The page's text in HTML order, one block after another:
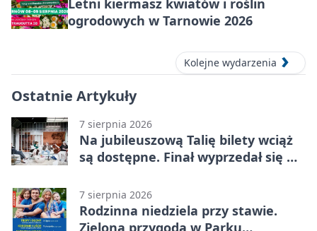
Letni kiermasz kwiatów i roślin
ogrodowych w Tarnowie 2026
Kolejne wydarzenia
Ostatnie Artykuły
7 sierpnia 2026
Na jubileuszową Talię bilety wciąż
są dostępne. Finał wyprzedał się w
7 sierpnia 2026
Rodzinna niedziela przy stawie.